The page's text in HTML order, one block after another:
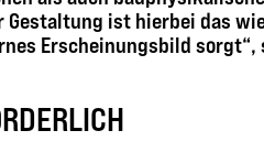
ist hierbei das
Erscheinungsbild sorgt“,